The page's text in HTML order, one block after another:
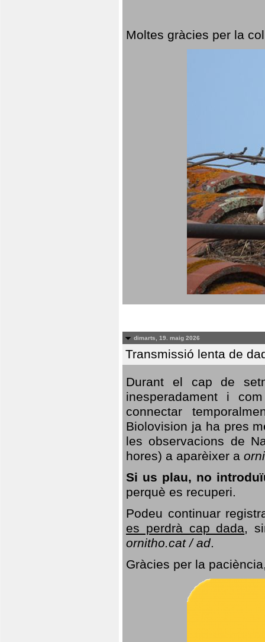
Moltes gràcies per la
dimarts, 19. maig 2026
Transmissió lenta de
Durant el cap de
inesperadament i
connectar
Biolovision ja ha pres
les observacions de
hores) a aparèixer a
Si us plau, no
perquè es recuperi.
Podeu continuar
es perdrà cap dada,
ornitho.cat / ad.
Gràcies per la